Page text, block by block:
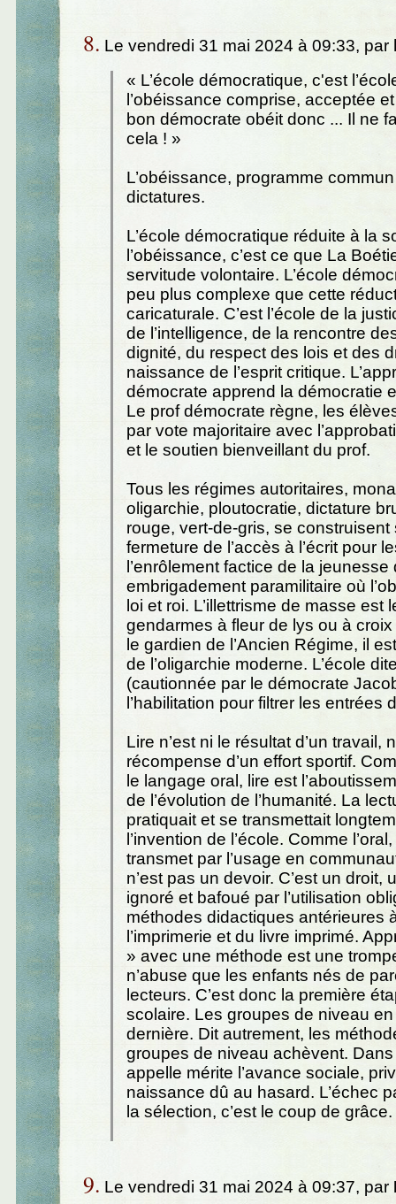
8. Le vendredi 31 mai 2024 à 09:33, par
« L’école démocratique, c'est
l’obéissance comprise, acceptée
bon démocrate obéit donc ... Il ne
cela ! »
L’obéissance, programme
dictatures.
L’école démocratique réduite à la
l’obéissance, c’est ce que La
servitude volontaire. L’école
peu plus complexe que cette
caricaturale. C’est l’école de la
de l’intelligence, de la rencontre
dignité, du respect des lois et des
naissance de l’esprit critique.
démocrate apprend la démocratie
Le prof démocrate règne, les
par vote majoritaire avec
et le soutien bienveillant du prof.
Tous les régimes autoritaires,
oligarchie, ploutocratie, dictature
rouge, vert-de-gris, se construisent
fermeture de l’accès à l’écrit pour
l’enrôlement factice de la jeunesse
embrigadement paramilitaire où
loi et roi. L’illettrisme de masse est
gendarmes à fleur de lys ou à
le gardien de l’Ancien Régime, il
de l’oligarchie moderne. L’école
(cautionnée par le démocrate
l’habilitation pour filtrer les entrées
Lire n’est ni le résultat d’un travail,
récompense d’un effort sportif.
le langage oral, lire est
de l’évolution de l’humanité. La
pratiquait et se transmettait
l’invention de l’école. Comme
transmet par l’usage en
n’est pas un devoir. C’est un droit,
ignoré et bafoué par l’utilisation
méthodes didactiques antérieures
l’imprimerie et du livre imprimé.
» avec une méthode est une
n’abuse que les enfants nés de
lecteurs. C’est donc la première
scolaire. Les groupes de niveau
dernière. Dit autrement, les
groupes de niveau achèvent.
appelle mérite l’avance sociale,
naissance dû au hasard. L’échec
la sélection, c’est le coup de grâce.
9. Le vendredi 31 mai 2024 à 09:37, par